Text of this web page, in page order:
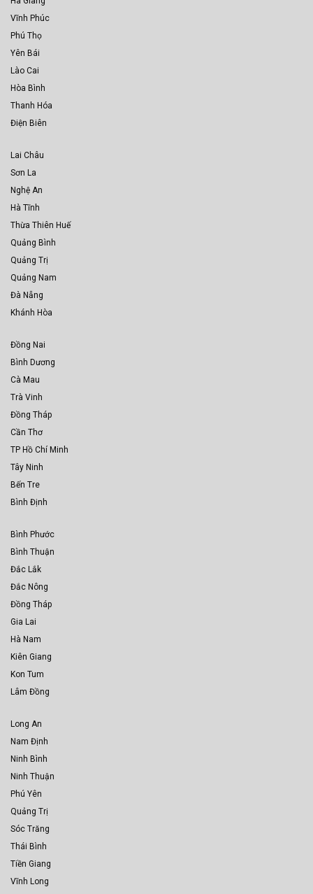
Vĩnh Phúc
Phú Thọ
Yên Bái
Lào Cai
Hòa Bình
Thanh Hóa
Điện Biên
Lai Châu
Sơn La
Nghệ An
Hà Tĩnh
Thừa Thiên Huế
Quảng Bình
Quảng Trị
Quảng Nam
Đà Nẵng
Khánh Hòa
Đồng Nai
Bình Dương
Cà Mau
Trà Vinh
Đồng Tháp
Cần Thơ
TP Hồ Chí Minh
Tây Ninh
Bến Tre
Bình Định
Bình Phước
Bình Thuận
Đắc Lắk
Đắc Nông
Đồng Tháp
Gia Lai
Hà Nam
Kiên Giang
Kon Tum
Lâm Đồng
Long An
Nam Định
Ninh Bình
Ninh Thuận
Phú Yên
Quảng Trị
Sóc Trăng
Thái Bình
Tiền Giang
Vĩnh Long